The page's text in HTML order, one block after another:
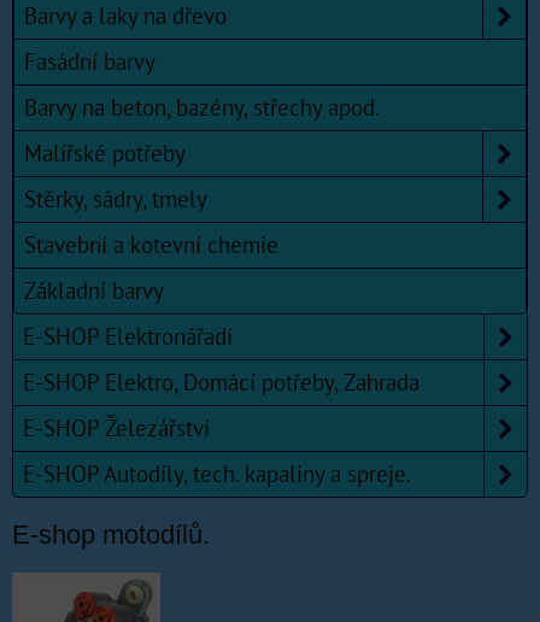
Barvy a laky na dřevo
Fasádní barvy
Barvy na beton, bazény, střechy apod.
Malířské potřeby
Stěrky, sádry, tmely
Stavební a kotevní chemie
Základní barvy
E-SHOP Elektronářadí
E-SHOP Elektro, Domácí potřeby, Zahrada
E-SHOP Železářství
E-SHOP Autodíly, tech. kapaliny a spreje.
E-shop motodílů.